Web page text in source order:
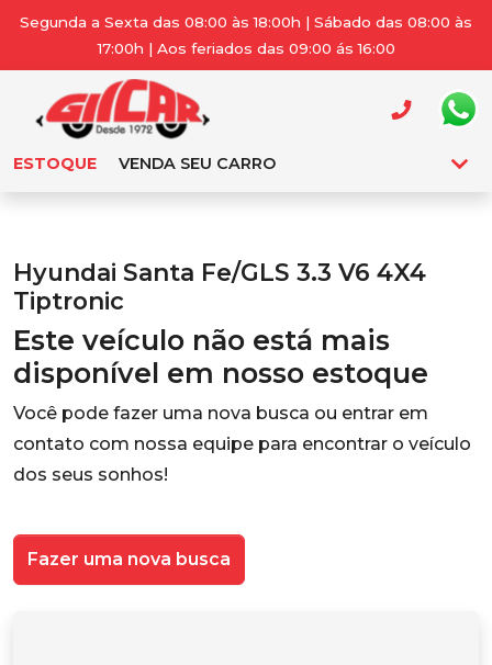
Segunda a Sexta das 08:00 às 18:00h | Sábado das 08:00 às
17:00h | Aos feriados das 09:00 ás 16:00
ESTOQUE VENDA SEU CARRO
Hyundai Santa Fe/GLS 3.3 V6 4X4
Tiptronic
Este veículo não está mais
disponível em nosso estoque
Você pode fazer uma nova busca ou entrar em
contato com nossa equipe para encontrar o veículo
dos seus sonhos!
Fazer uma nova busca